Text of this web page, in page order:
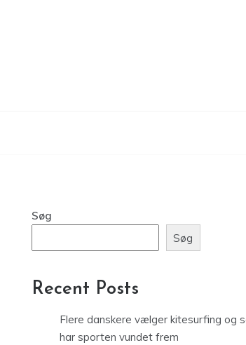
Søg
Søg
Recent Posts
Flere danskere vælger kitesurfing og
har sporten vundet frem